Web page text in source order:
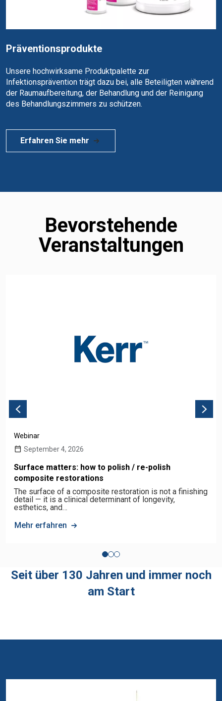
Präventionsprodukte
Unsere hochwirksame Produktpalette zur
Infektionsprävention trägt dazu bei, alle Beteiligten während
der Raumaufbereitung, der Behandlung und der Reinigung
des Behandlungszimmers zu schützen.
Erfahren Sie mehr
Bevorstehende
Veranstaltungen
Webinar
September 4, 2026
Surface matters: how to polish / re-polish
composite restorations
The surface of a composite restoration is not a finishing
detail — it is a clinical determinant of longevity,
esthetics, and…
Mehr erfahren
Seit über 130 Jahren und immer noch
am Start